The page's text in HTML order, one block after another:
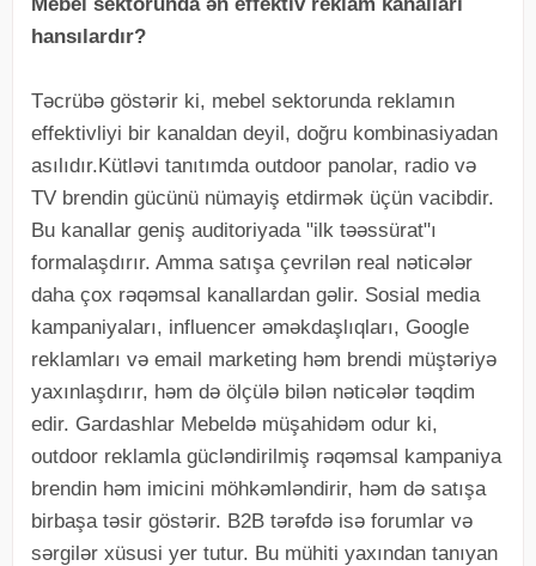
Mebel sektorunda ən effektiv reklam kanalları
hansılardır?
Təcrübə göstərir ki, mebel sektorunda reklamın
effektivliyi bir kanaldan deyil, doğru kombinasiyadan
asılıdır.Kütləvi tanıtımda outdoor panolar, radio və
TV brendin gücünü nümayiş etdirmək üçün vacibdir.
Bu kanallar geniş auditoriyada "ilk təəssürat"ı
formalaşdırır. Amma satışa çevrilən real nəticələr
daha çox rəqəmsal kanallardan gəlir. Sosial media
kampaniyaları, influencer əməkdaşlıqları, Google
reklamları və email marketing həm brendi müştəriyə
yaxınlaşdırır, həm də ölçülə bilən nəticələr təqdim
edir. Gardashlar Mebeldə müşahidəm odur ki,
outdoor reklamla gücləndirilmiş rəqəmsal kampaniya
brendin həm imicini möhkəmləndirir, həm də satışa
birbaşa təsir göstərir. B2B tərəfdə isə forumlar və
sərgilər xüsusi yer tutur. Bu mühiti yaxından tanıyan